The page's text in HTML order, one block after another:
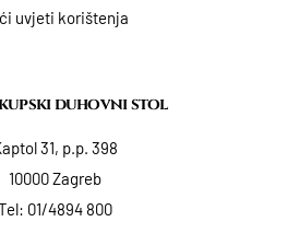
uvjeti korištenja
duhovni stol
31, p.p. 398
10000 Zagreb
01/4894 800